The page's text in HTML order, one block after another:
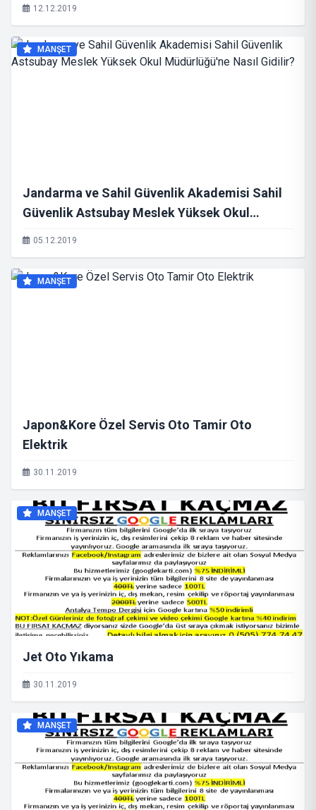
12.12.2019
MANŞET
Jandarma ve Sahil Güvenlik Akademisi Sahil
Güvenlik Astsubay Meslek Yüksek Okul
Müdürlüğü'ne Nasıl Gidilir?
05.12.2019
MANŞET
Japon&Kore Özel Servis Oto Tamir Oto
Elektrik
30.11.2019
MANŞET
Jet Oto Yıkama
30.11.2019
MANŞET